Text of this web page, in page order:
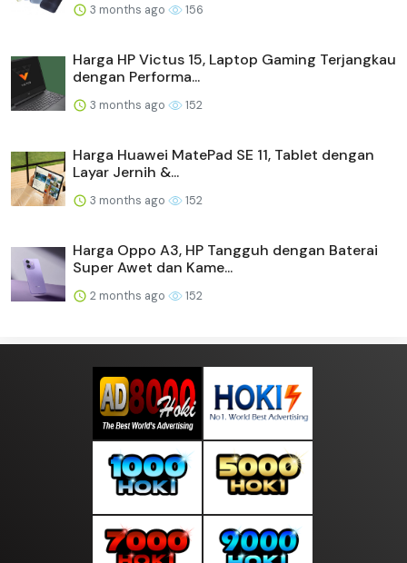
3 months ago 156
Harga HP Victus 15, Laptop Gaming Terjangkau
dengan Performa...
3 months ago 152
Harga Huawei MatePad SE 11, Tablet dengan
Layar Jernih &...
3 months ago 152
Harga Oppo A3, HP Tangguh dengan Baterai
Super Awet dan Kame...
2 months ago 152